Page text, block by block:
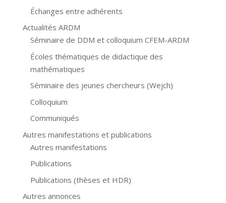
Échanges entre adhérents
Actualités ARDM
Séminaire de DDM et colloquium CFEM-ARDM
Écoles thématiques de didactique des
mathématiques
Séminaire des jeunes chercheurs (Wejch)
Colloquium
Communiqués
Autres manifestations et publications
Autres manifestations
Publications
Publications (thèses et HDR)
Autres annonces